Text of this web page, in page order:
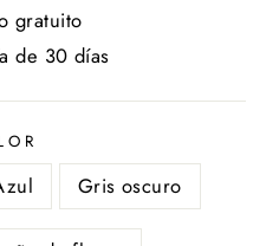
gratuito
de 30 días
Gris oscuro